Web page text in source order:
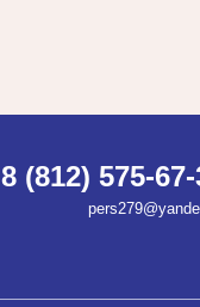
8 (812) 575-